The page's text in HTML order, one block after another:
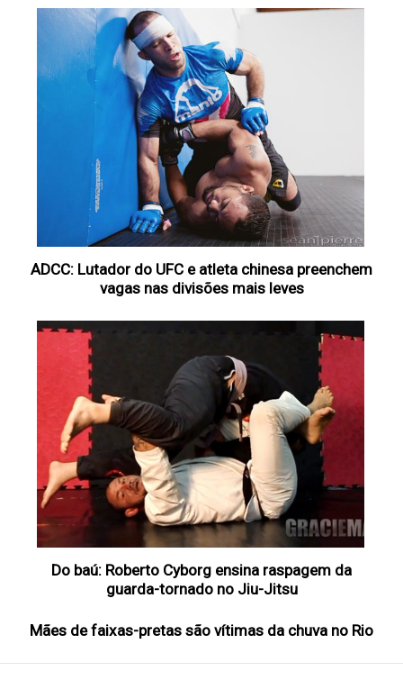
ADCC: Lutador do UFC e atleta chinesa preenchem
vagas nas divisões mais leves
Do baú: Roberto Cyborg ensina raspagem da
guarda-tornado no Jiu-Jitsu
Mães de faixas-pretas são vítimas da chuva no Rio